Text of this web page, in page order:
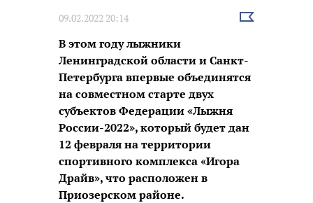
09.02.2022 20:14
Выбрать
В этом году лыжники
Ленинградской области и Санкт-
Петербурга впервые объединятся
на совместном старте двух
субъектов Федерации «Лыжня
России-2022», который будет дан
12 февраля на территории
спортивного комплекса «Игора
Драйв», что расположен в
Приозерском районе.